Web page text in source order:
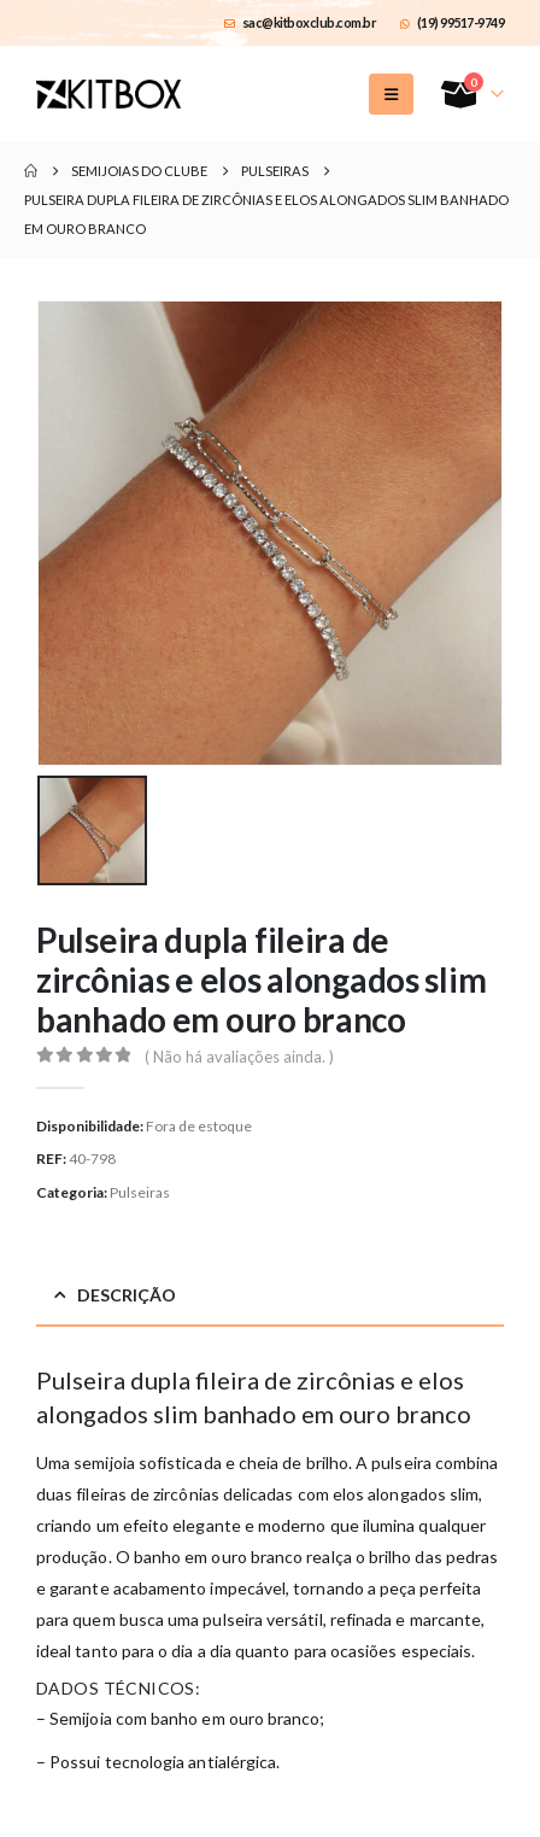
sac@kitboxclub.com.br (19) 99517-9749
0
SEMIJOIAS DO CLUBE
PULSEIRAS
PULSEIRA DUPLA FILEIRA DE ZIRCÔNIAS E ELOS ALONGADOS SLIM BANHADO
EM OURO BRANCO
Pulseira dupla fileira de
zircônias e elos alongados slim
banhado em ouro branco
( Não há avaliações ainda. )
Disponibilidade: Fora de estoque
REF:40-798
Categoria: Pulseiras
DESCRIÇÃO
Pulseira dupla fileira de zircônias e elos
alongados slim banhado em ouro branco
Uma semijoia sofisticada e cheia de brilho. A pulseira combina
duas fileiras de zircônias delicadas com elos alongados slim,
criando um efeito elegante e moderno que ilumina qualquer
produção. O banho em ouro branco realça o brilho das pedras
e garante acabamento impecável, tornando a peça perfeita
para quem busca uma pulseira versátil, refinada e marcante,
ideal tanto para o dia a dia quanto para ocasiões especiais.
DADOS TÉCNICOS:
– Semijoia com banho em ouro branco;
– Possui tecnologia antialérgica.